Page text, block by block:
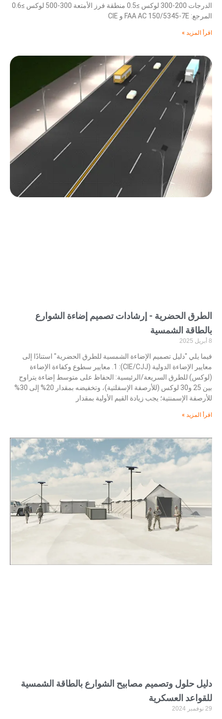
الدرجات 200-300 لوكس ≥0.5 منطقة فرز الأمتعة 300-500 لوكس ≥0.6
المرجع: FAA AC 150/5345-7E و CIE
اقرأ المزيد »
الطرق الحضرية - إرشادات تصميم إضاءة الشوارع
بالطاقة الشمسية
8 أبريل 2025
فيما يلي "دليل تصميم الإضاءة الشمسية للطرق الحضرية" استنادًا إلى
معايير الإضاءة الدولية (CIE/CJJ): 1. معايير سطوع وكفاءة الإضاءة
(لوكس) للطرق السريعة/الرئيسية: الحفاظ على متوسط إضاءة يتراوح
بين 25 و30 لوكس (للأرصفة الإسفلتية)، وتخفيضه بمقدار 20% إلى 30%
للأرصفة الإسمنتية؛ يجب زيادة القيم الأولية بمقدار
اقرأ المزيد »
دليل حلول وتصميم مصابيح الشوارع بالطاقة الشمسية
للقواعد العسكرية
29 نوفمبر 2024